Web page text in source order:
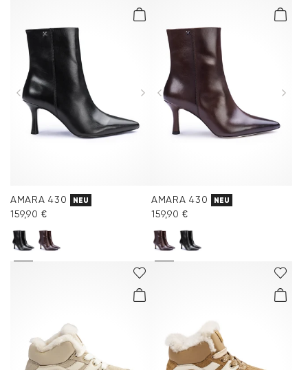
AMARA 430 NEU
159,90 €
AMARA 430 NEU
159,90 €